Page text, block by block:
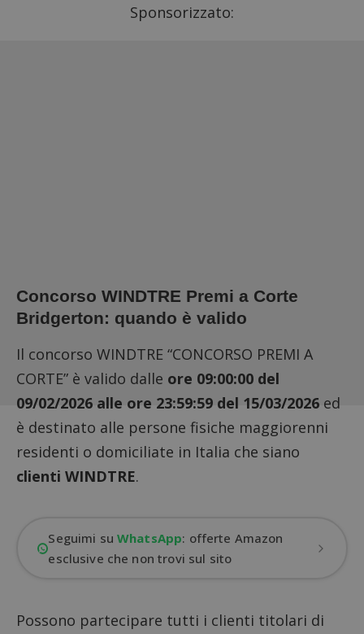
Sponsorizzato:
Concorso WINDTRE Premi a Corte
Bridgerton: quando è valido
Il concorso WINDTRE “CONCORSO PREMI A
CORTE” è valido dalle ore 09:00:00 del
09/02/2026 alle ore 23:59:59 del 15/03/2026 ed
è destinato alle persone fisiche maggiorenni
residenti o domiciliate in Italia che siano
clienti WINDTRE.
Seguimi suWhatsApp: offerte Amazon
esclusive che non trovi sul sito
Possono partecipare tutti i clienti titolari di